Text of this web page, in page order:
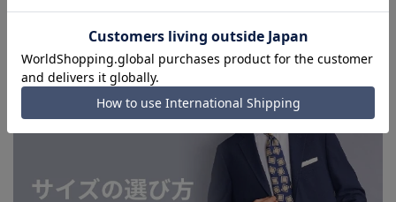
上、ご注文いただいたタイミングにより欠品が発生し、ご注文
を完了できない場合がございます。予めご了承ください。(お
急ぎ発送のご注文につきましても、ご注文のタイミングによっ
てはお急ぎ発送サービスを選択できない場合がございます。)